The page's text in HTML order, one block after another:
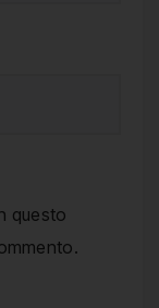
questo